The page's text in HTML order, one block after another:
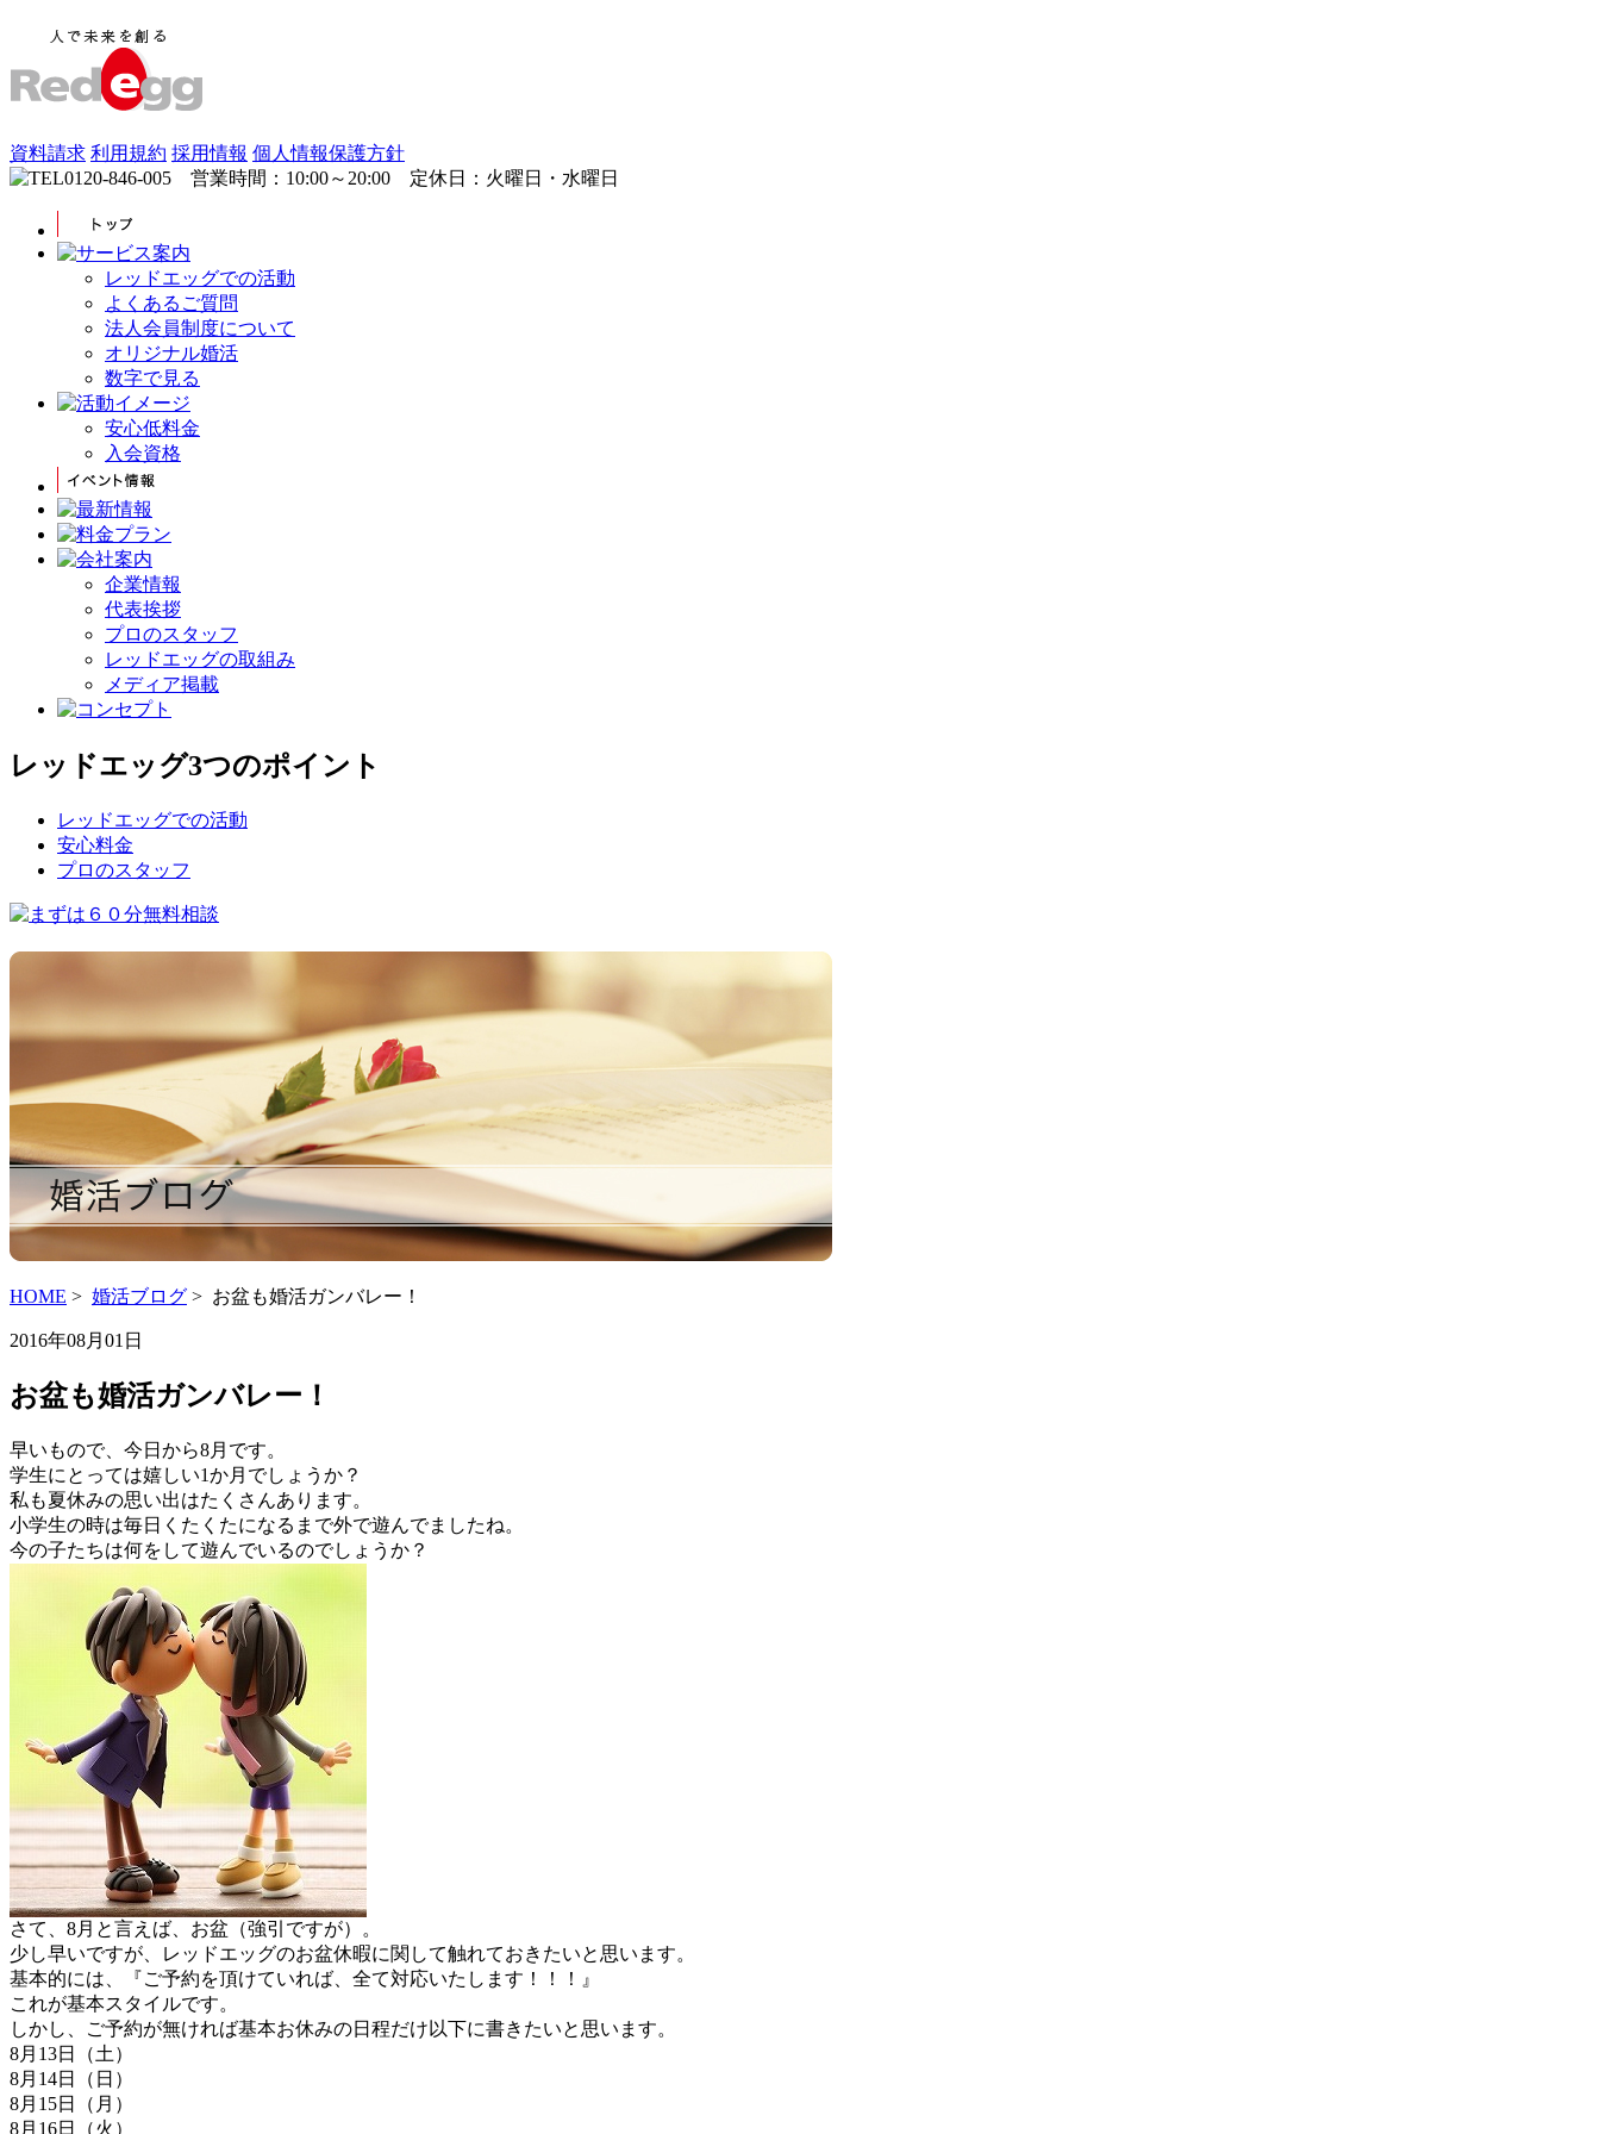
資料請求 利用規約 採用情報 個人情報保護方針
レッドエッグでの活動
よくあるご質問
法人会員制度について
オリジナル婚活
数字で見る
安心低料金
入会資格
企業情報
代表挨拶
プロのスタッフ
レッドエッグの取組み
メディア掲載
レッドエッグ3つのポイント
レッドエッグでの活動
安心料金
プロのスタッフ
HOME > 婚活ブログ > お盆も婚活ガンバレー！
2016年08月01日
お盆も婚活ガンバレー！
早いもので、今日から8月です。
学生にとっては嬉しい1か月でしょうか？
私も夏休みの思い出はたくさんあります。
小学生の時は毎日くたくたになるまで外で遊んでましたね。
今の子たちは何をして遊んでいるのでしょうか？
さて、8月と言えば、お盆（強引ですが）。
少し早いですが、レッドエッグのお盆休暇に関して触れておきたいと思います。
基本的には、『ご予約を頂けていれば、全て対応いたします！！！』
これが基本スタイルです。
しかし、ご予約が無ければ基本お休みの日程だけ以下に書きたいと思います。
8月13日（土）
8月14日（日）
8月15日（月）
8月16日（火）